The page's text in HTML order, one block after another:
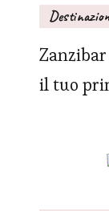
il tuo